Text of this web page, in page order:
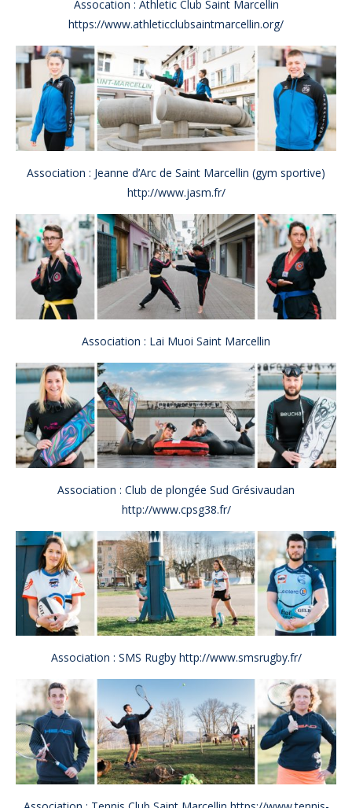
Assocation : Athletic Club Saint Marcellin
https://www.athleticclubsaintmarcellin.org/
Association : Jeanne d’Arc de Saint Marcellin (gym sportive)
http://www.jasm.fr/
Association : Lai Muoi Saint Marcellin
Association : Club de plongée Sud Grésivaudan
http://www.cpsg38.fr/
Association : SMS Rugby http://www.smsrugby.fr/